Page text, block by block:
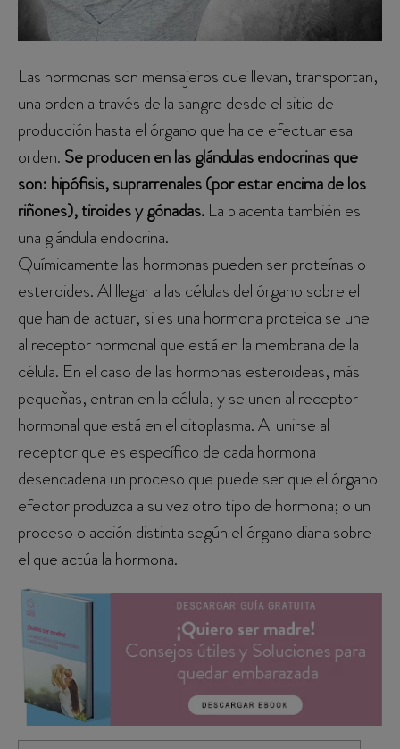
Las hormonas son mensajeros que llevan, transportan,
una orden a través de la sangre desde el sitio de
producción hasta el órgano que ha de efectuar esa
orden. Se producen en las glándulas endocrinas que
son: hipófisis, suprarrenales (por estar encima de los
riñones), tiroides y gónadas. La placenta también es
una glándula endocrina.
Químicamente las hormonas pueden ser proteínas o
esteroides. Al llegar a las células del órgano sobre el
que han de actuar, si es una hormona proteica se une
al receptor hormonal que está en la membrana de la
célula. En el caso de las hormonas esteroideas, más
pequeñas, entran en la célula, y se unen al receptor
hormonal que está en el citoplasma. Al unirse al
receptor que es específico de cada hormona
desencadena un proceso que puede ser que el órgano
efector produzca a su vez otro tipo de hormona; o un
proceso o acción distinta según el órgano diana sobre
el que actúa la hormona.